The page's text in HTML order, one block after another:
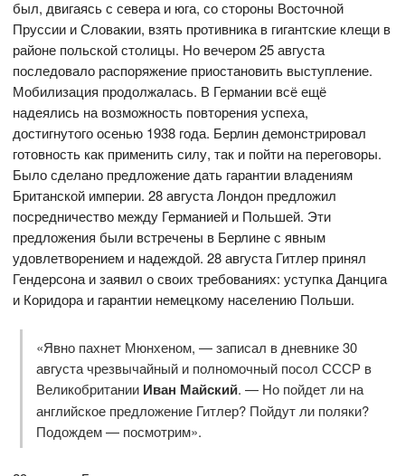
был, двигаясь с севера и юга, со стороны Восточной
Пруссии и Словакии, взять противника в гигантские клещи в
районе польской столицы. Но вечером 25 августа
последовало распоряжение приостановить выступление.
Мобилизация продолжалась. В Германии всё ещё
надеялись на возможность повторения успеха,
достигнутого осенью 1938 года. Берлин демонстрировал
готовность как применить силу, так и пойти на переговоры.
Было сделано предложение дать гарантии владениям
Британской империи. 28 августа Лондон предложил
посредничество между Германией и Польшей. Эти
предложения были встречены в Берлине с явным
удовлетворением и надеждой. 28 августа Гитлер принял
Гендерсона и заявил о своих требованиях: уступка Данцига
и Коридора и гарантии немецкому населению Польши.
«Явно пахнет Мюнхеном, — записал в дневнике 30
августа чрезвычайный и полномочный посол СССР в
Великобритании Иван Майский. — Но пойдет ли на
английское предложение Гитлер? Пойдут ли поляки?
Подождем — посмотрим».